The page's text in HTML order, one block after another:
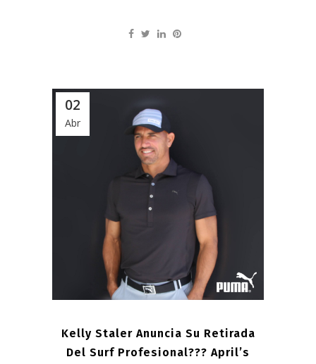
02
Abr
Kelly Staler Anuncia Su Retirada
Del Surf Profesional??? April’s